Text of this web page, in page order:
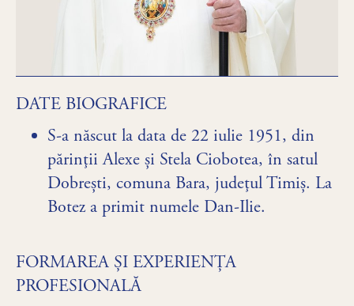
DATE BIOGRAFICE
S-a născut la data de 22 iulie 1951, din
părinţii Alexe şi Stela Ciobotea, în satul
Dobrești, comuna Bara, judeţul Timiș. La
Botez a primit numele Dan-Ilie.
FORMAREA ȘI EXPERIENȚA
PROFESIONALĂ